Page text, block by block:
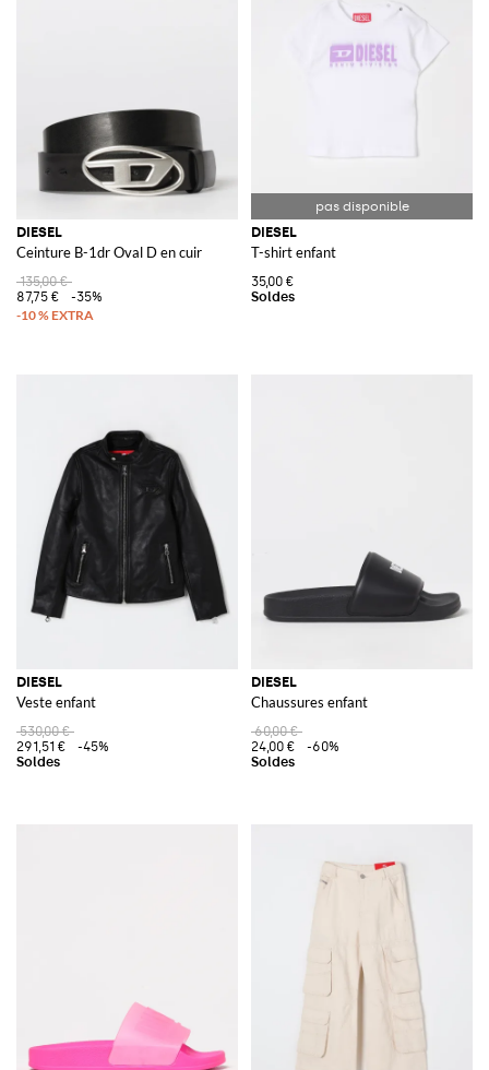
DIESEL
Ceinture B-1dr Oval D en cuir
135,00 €
87,75 €
-35%
DIESEL
T-shirt enfant
35,00 €
DIESEL
Veste enfant
530,00 €
291,51 €
-45%
DIESEL
Chaussures enfant
60,00 €
24,00 €
-60%